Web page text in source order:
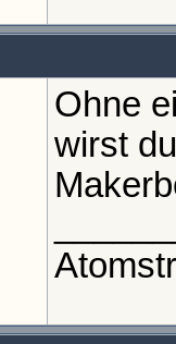
Ohne
wirst